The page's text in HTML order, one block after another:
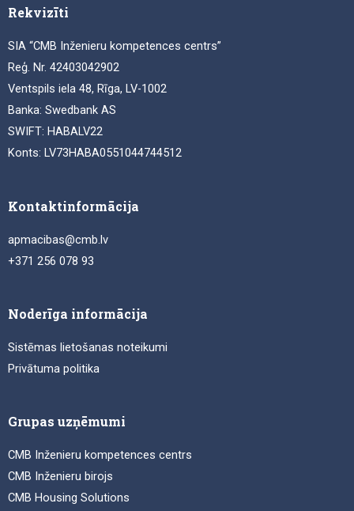
Rekvizīti
SIA “CMB Inženieru kompetences centrs”
Reģ. Nr. 42403042902
Ventspils iela 48, Rīga, LV-1002
Banka: Swedbank AS
SWIFT: HABALV22
Konts: LV73HABA0551044744512
Kontaktinformācija
apmacibas@cmb.lv
+371 256 078 93
Noderīga informācija
Sistēmas lietošanas noteikumi
Privātuma politika
Grupas uzņēmumi
CMB Inženieru kompetences centrs
CMB Inženieru birojs
CMB Housing Solutions